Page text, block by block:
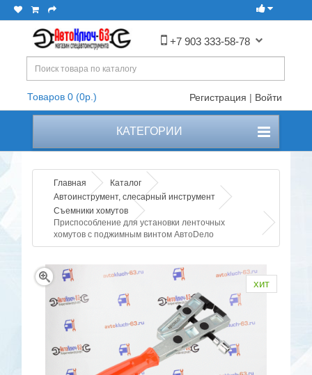
+7 903 333-58-78
Товаров 0 (0р.) Регистрация | Войти
КАТЕГОРИИ
Главная
Каталог
Автоинструмент, слесарный инструмент
Съемники хомутов
Приспособление для установки ленточных
хомутов с поджимным винтом АвтоDело
хит